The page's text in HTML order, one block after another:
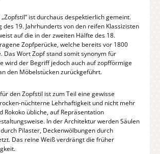
ist durchaus despektierlich gemeint.
des 19. Jahrhunderts von den reifen Klassizisten
auf die in der zweiten Hälfte des 18.
Zopfperücke, welche bereits vor 1800
Das Wort Zopf stand somit synonym für
wird der Begriff jedoch auch auf zopfförmige
den Möbelstücken zurückgeführt.
den Zopfstil ist zum Teil eine gewisse
nüchterne Lehrhaftigkeit und nicht mehr
Rokoko übliche, auf Repräsentation
In der Architektur werden Säulen
Pilaster, Deckenwölbungen durch
Das reine Weiß verdrängt die früher